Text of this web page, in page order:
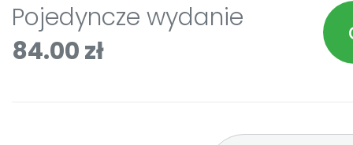
Pojedyncze wydanie
84.00 zł